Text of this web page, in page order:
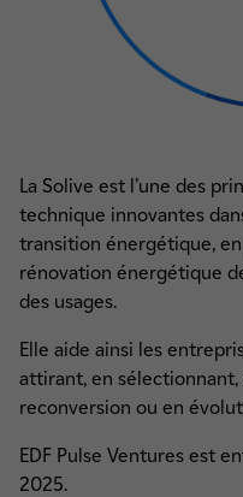
La Solive est l’une des
technique innovantes
transition énergétique,
rénovation énergétique
des usages.
Elle aide ainsi les
attirant, en
reconversion ou en
EDF Pulse Ventures est
2025.